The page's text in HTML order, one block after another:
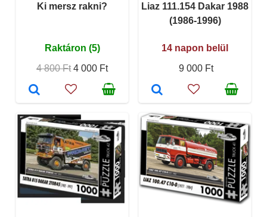
Ki mersz rakni?
Raktáron (5)
4 800 Ft 4 000 Ft
Liaz 111.154 Dakar 1988
(1986-1996)
14 napon belül
9 000 Ft